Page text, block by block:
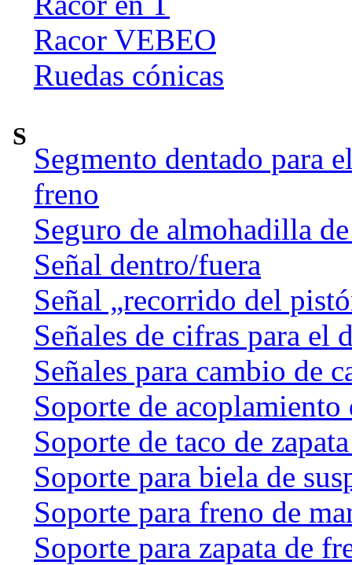
Racor VEBEO
Ruedas cónicas
S
Segmento dentado para
freno
Seguro de almohadilla
Señal dentro/fuera
Señal „recorrido del
Señales de cifras para
Señales para cambio de
Soporte de acoplamiento
Soporte de taco de
Soporte para biela de
Soporte para freno de
Soporte para zapata de